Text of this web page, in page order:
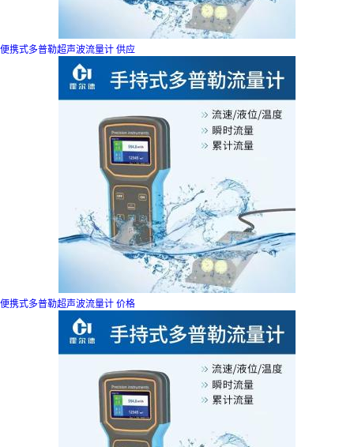
便携式多普勒超声波流量计 供应
便携式多普勒超声波流量计 价格